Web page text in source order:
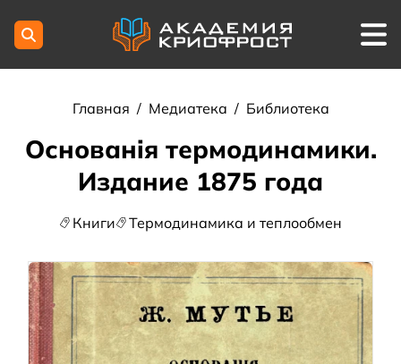
Главная / Медиатека / Библиотека
Основанiя термодинамики.
Издание 1875 года
Книги Термодинамика и теплообмен